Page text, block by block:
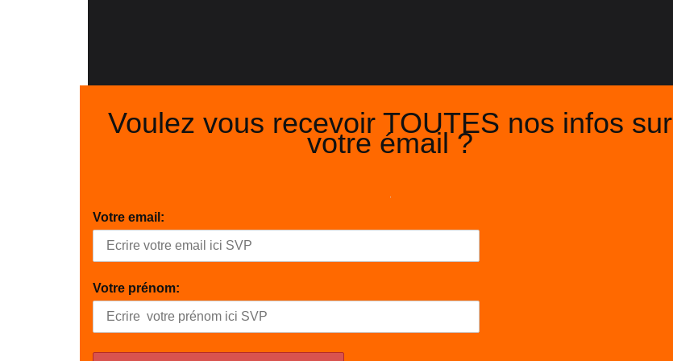
Voulez vous recevoir TOUTES nos infos sur
votre émail ?
Votre email:
Votre prénom: